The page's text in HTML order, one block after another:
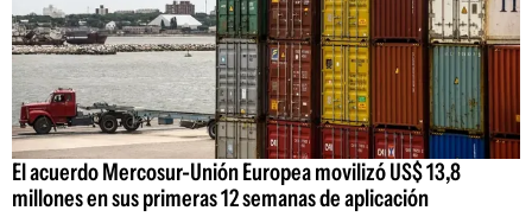
El acuerdo Mercosur-Unión Europea movilizó US$ 13,8
millones en sus primeras 12 semanas de aplicación